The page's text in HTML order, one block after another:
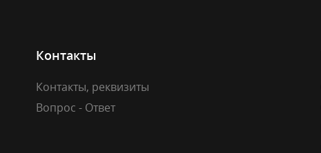
Контакты
Контакты, реквизиты
Вопрос - Ответ